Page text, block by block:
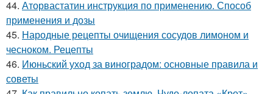
44. Аторвастатин инструкция по применению. Способ
применения и дозы
45. Народные рецепты очищения сосудов лимоном и
чесноком. Рецепты
46. Июньский уход за виноградом: основные правила и
советы